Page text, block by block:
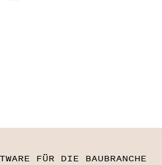
FÜR DIE BAUBRANCHE